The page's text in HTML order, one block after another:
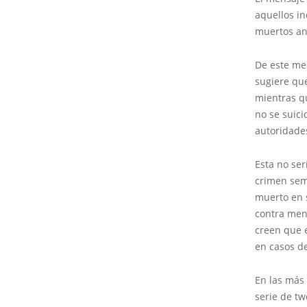
aquellos
muertos
De este
sugiere
mientras
no se
Esta no
crimen
muerto en
contra
creen que
en casos
En las
serie de